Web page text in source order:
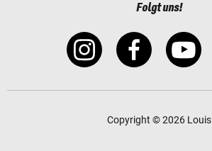
Folgt uns!
Copyright © 2026 Louis